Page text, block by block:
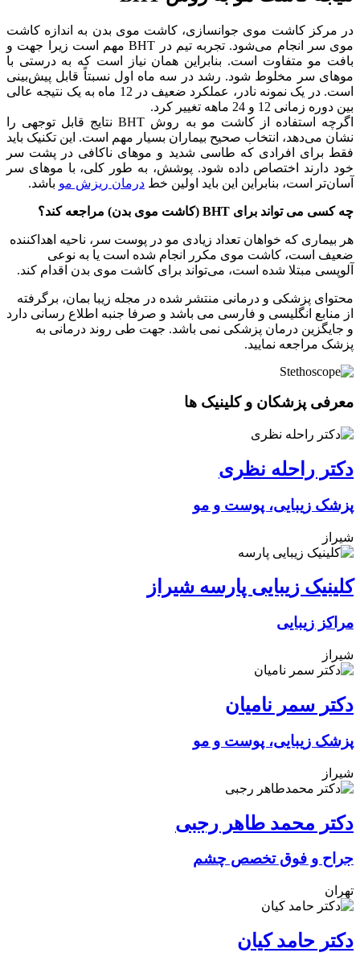
در مرکز کاشت موی جوانسازی، کاشت موی بدن به اندازه کاشت
موی سر انجام می‌شود. تجربه تیم در BHT مهم است زیرا جهت و
بافت مو متفاوت است. بنابراین همان نیاز است که به درستی با
موهای سر مخلوط شود. رشد در سه ماه اول نسبتاً قابل پیش‌بینی
است. در یک نمونه نادر، عملکرد ضعیف در 12 ماه به یک نتیجه عالی
بین دوره زمانی 12 و 24 ماهه تغییر کرد.
اگرچه استفاده از کاشت مو به روش BHT نتایج قابل توجهی را
نشان می‌دهد، انتخاب صحیح بیماران بسیار مهم است. این تکنیک باید
فقط برای افرادی که طاسی شدید و موهای ناکافی در پشت سر
خود دارند اختصاص داده شود. پوشش، به طور کلی، با موهای سر
آسان‌تر است، بنابراین این باید اولین خط درمان ریزش مو باشد.
چه کسی می تواند برای BHT (کاشت موی بدن) مراجعه کند؟
هر بیماری که خواهان تعداد زیادی مو در پوست سر، ناحیه اهداکننده
ضعیف است، کاشت موی مکرر انجام شده است یا به نوعی
آلوپسی مبتلا شده است، می‌تواند برای کاشت موی بدن اقدام کند.
محتوای پزشکی و درمانی منتشر شده در مجله زیبا بمان، برگرفته
از منابع انگلیسی و فارسی می باشد و صرفا جنبه اطلاع رسانی دارد
و جایگزین درمان پزشکی نمی باشد. جهت طی روند درمانی به
پزشک مراجعه نمایید.
معرفی پزشکان و کلینیک ها
دکتر راحله نظری
پزشک زیبایی، پوست و مو
شیراز
کلینیک زیبایی پارسه شیراز
مراکز زیبایی
شیراز
دکتر سمر نامیان
پزشک زیبایی، پوست و مو
شیراز
دکتر محمد طاهر رجبی
جراح و فوق تخصص چشم
تهران
دکتر حامد کیان